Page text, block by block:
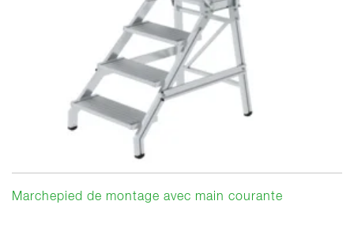
Marchepied de montage avec main courante